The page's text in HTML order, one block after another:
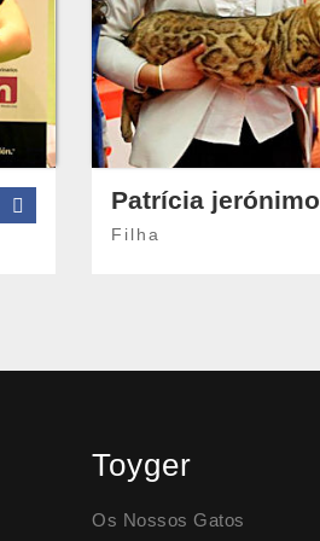
Patrícia jerónimo
Filha
Toyger
Os Nossos Gatos